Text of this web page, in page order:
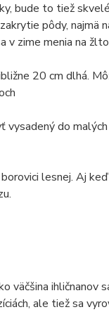
bude to tiež
pôdy, najmä
v zime menia na
20 cm dlhá.
vysadený do
lesnej. Aj
väčšina ihličnanov
ale tiež sa